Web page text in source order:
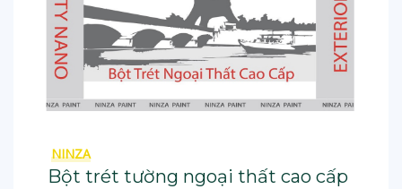
NINZA
Bột trét tường ngoại thất cao cấp